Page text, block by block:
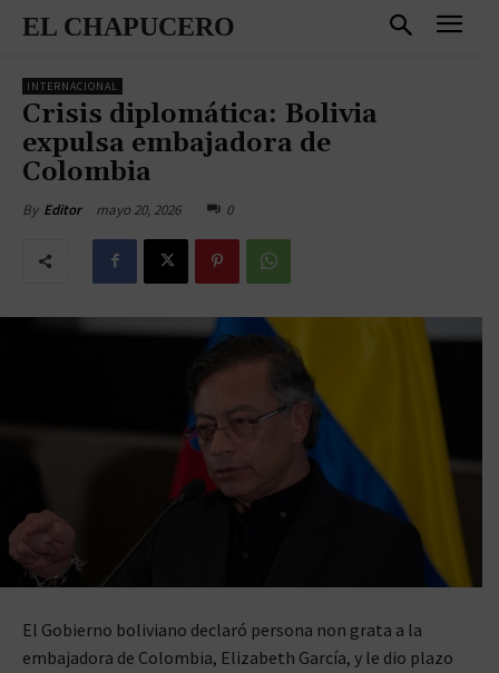
EL CHAPUCERO
INTERNACIONAL
Crisis diplomática: Bolivia
expulsa embajadora de
Colombia
By Editor mayo 20, 2026 0
El Gobierno boliviano declaró persona non grata a la
embajadora de Colombia, Elizabeth García, y le dio plazo